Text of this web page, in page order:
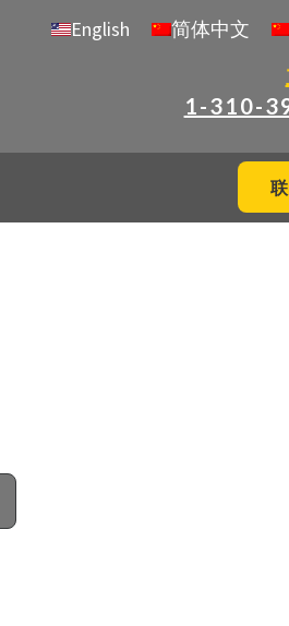
English 简体中文
1-310-